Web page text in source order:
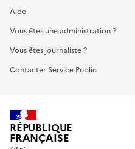
Aide
Vous êtes une administration ?
Vous êtes journaliste ?
Contacter Service Public
RÉPUBLIQUE
FRANÇAISE